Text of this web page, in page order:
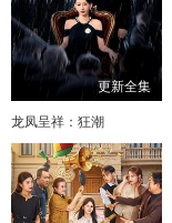
更新全集
龙凤呈祥：狂潮